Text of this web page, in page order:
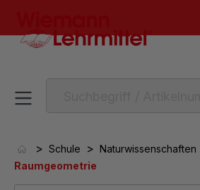
> Schule > Naturwissenschaften
Raumgeometrie